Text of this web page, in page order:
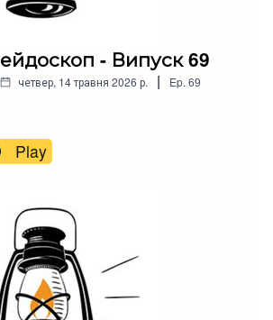
- Випуск 69
четвер, 14 травня 2026 р. | Ep. 69
Play